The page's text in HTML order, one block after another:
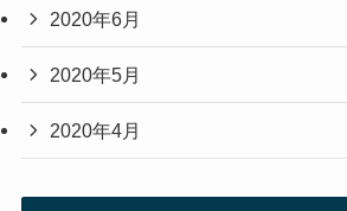
2020年6月
2020年5月
2020年4月